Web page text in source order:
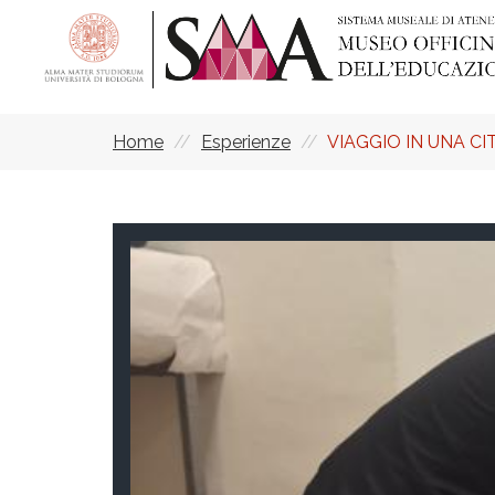
contenuto
principale
Briciole
pane
Home Esperienze VIAGGIO IN UNA